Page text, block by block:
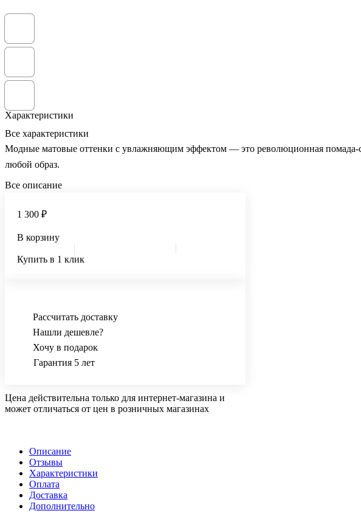
Характеристики
Все характеристики
Модные матовые оттенки с увлажняющим эффектом — это революционная помада-
любой образ.
Все описание
1 300 ₽
В корзину
Купить в 1 клик
Рассчитать доставку
Нашли дешевле?
Хочу в подарок
Гарантия 5 лет
Цена действительна только для интернет-магазина и
может отличаться от цен в розничных магазинах
Описание
Отзывы
Характеристики
Оплата
Доставка
Дополнительно